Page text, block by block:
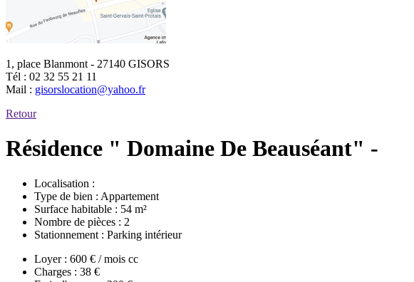
1, place Blanmont - 27140 GISORS
Tél : 02 32 55 21 11
Mail : gisorslocation@yahoo.fr
Retour
Résidence " Domaine De Beauséant" -
Localisation :
Type de bien : Appartement
Surface habitable : 54 m²
Nombre de pièces : 2
Stationnement : Parking intérieur
Loyer : 600 € / mois cc
Charges : 38 €